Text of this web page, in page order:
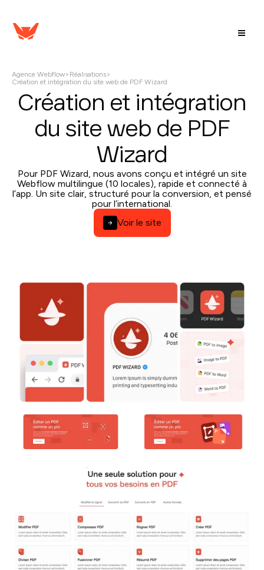
Agence Webflow> Réalisations>
Création et intégration du site web de PDF Wizard
Création et intégration
du site web de PDF
Wizard
Pour PDF Wizard, nous avons conçu et intégré un site
Webflow multilingue (10 locales), rapide et connecté à
l’app. Un site clair, structuré pour la conversion, et pensé
pour l’international.
Voir le site